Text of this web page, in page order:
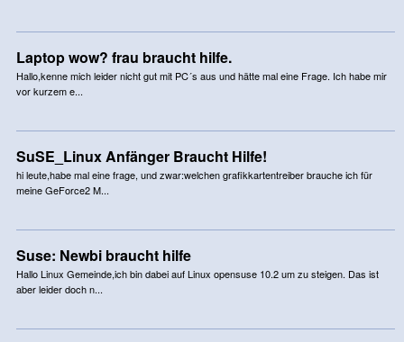
Laptop wow? frau braucht hilfe.
Hallo,kenne mich leider nicht gut mit PC´s aus und hätte mal eine Frage. Ich habe mir
vor kurzem e...
SuSE_Linux Anfänger Braucht Hilfe!
hi leute,habe mal eine frage, und zwar:welchen grafikkartentreiber brauche ich für
meine GeForce2 M...
Suse: Newbi braucht hilfe
Hallo Linux Gemeinde,ich bin dabei auf Linux opensuse 10.2 um zu steigen. Das ist
aber leider doch n...